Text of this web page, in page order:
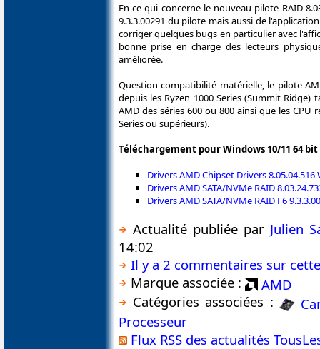
En ce qui concerne le nouveau pilote RAID
9.3.3.00291 du pilote mais aussi de
corriger quelques bugs en particulier avec
bonne prise en charge des lecteurs
améliorée.
Question compatibilité matérielle, le pilote
depuis les Ryzen 1000 Series (Summit
AMD des séries 600 ou 800 ainsi que les CPU
Series ou supérieurs).
Téléchargement pour Windows 10/11 64 bit
Drivers AMD Chipset Drivers 8.05.04.516
Drivers AMD SATA/NVMe RAID
Drivers AMD SATA/NVMe RAID F6
Actualité publiée par Julien
14:02
Il y a 2 commentaires sur
Marque associée :
AMD
Catégories associées :
Processeur
Flux RSS des actualités